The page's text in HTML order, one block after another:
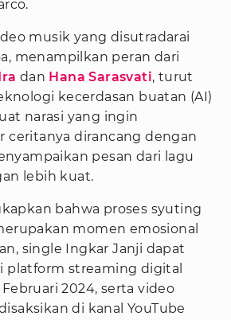
musik yang disutradarai
menampilkan peran dari
dan Hana Sarasvati, turut
kecerdasan buatan (AI)
narasi yang ingin
ceritanya dirancang dengan
pesan dari lagu
lebih kuat.
bahwa proses syuting
momen emosional
single Ingkar Janji dapat
platform streaming digital
2024, serta video
di kanal YouTube